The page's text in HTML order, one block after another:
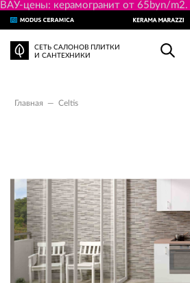
ВАУ-цены: керамогранит от 65byn/m2.
СЕТЬ САЛОНОВ ПЛИТКИ
И САНТЕХНИКИ
Главная — Celtis